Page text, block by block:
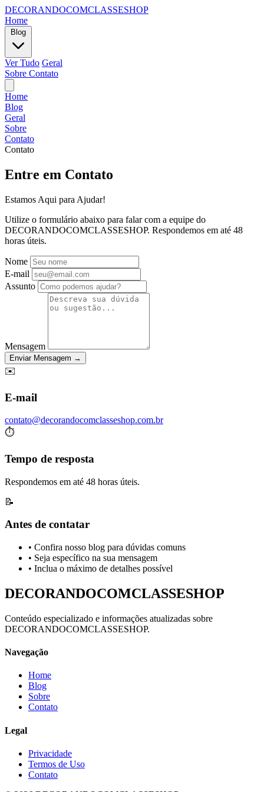
DECORANDOCOMCLASSESHOP
Home
Ver Tudo Geral
Sobre Contato
Home
Blog
Geral
Sobre
Contato
Contato
Entre em Contato
Estamos Aqui para Ajudar!
Utilize o formulário abaixo para falar com a equipe do
DECORANDOCOMCLASSESHOP. Respondemos em até 48
horas úteis.
Nome
E-mail
Assunto
Mensagem
Enviar Mensagem →
✉️
E-mail
contato@decorandocomclasseshop.com.br
⏱️
Tempo de resposta
Respondemos em até 48 horas úteis.
📝
Antes de contatar
• Confira nosso blog para dúvidas comuns
• Seja específico na sua mensagem
• Inclua o máximo de detalhes possível
DECORANDOCOMCLASSESHOP
Conteúdo especializado e informações atualizadas sobre
DECORANDOCOMCLASSESHOP.
Navegação
Home
Blog
Sobre
Contato
Legal
Privacidade
Termos de Uso
Contato